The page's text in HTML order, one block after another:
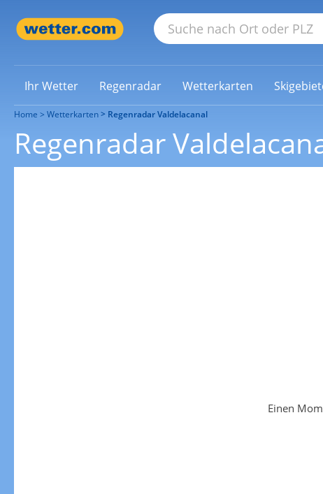
Ihr Wetter Regenradar Wetterkarten
Home Wetterkarten Regenradar Valdelacanal
Regenradar
Einen